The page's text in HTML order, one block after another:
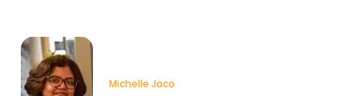
Michelle Jaco